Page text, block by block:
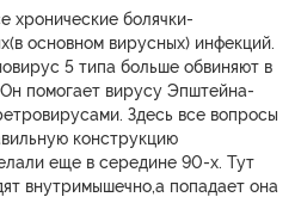
хронические болячки-
основном вирусных) инфекций.
5 типа больше обвиняют в
помогает вирусу Эпштейна-
Здесь все вопросы
конструкцию
еще в середине 90-х. Тут
внутримышечно,а попадает она